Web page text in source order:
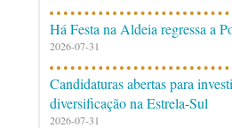
Há Festa na Aldeia regressa a
2026-07-31
Candidaturas abertas para
diversificação na Estrela-Sul
2026-07-31